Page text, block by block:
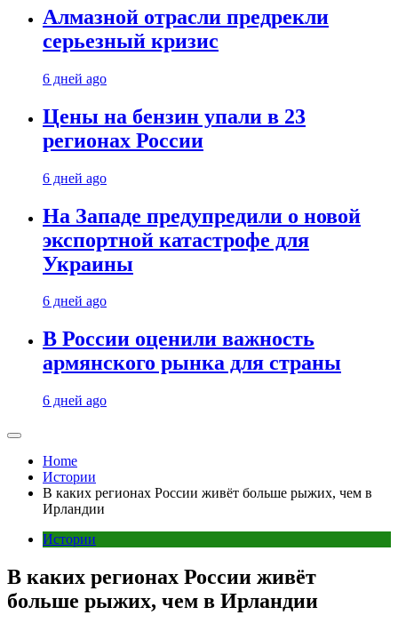
Алмазной отрасли предрекли
серьезный кризис
6 дней ago
Цены на бензин упали в 23
регионах России
6 дней ago
На Западе предупредили о новой
экспортной катастрофе для
Украины
6 дней ago
В России оценили важность
армянского рынка для страны
6 дней ago
Home
Истории
В каких регионах России живёт больше рыжих, чем в
Ирландии
Истории
В каких регионах России живёт
больше рыжих, чем в Ирландии